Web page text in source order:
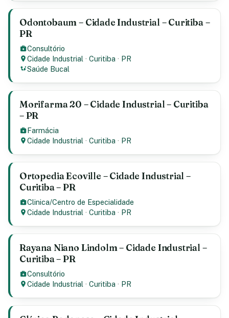
Odontobaum – Cidade Industrial – Curitiba –
PR
Consultório
Cidade Industrial ·Curitiba · PR
Saúde Bucal
Morifarma 20 – Cidade Industrial – Curitiba
– PR
Farmácia
Cidade Industrial ·Curitiba · PR
Ortopedia Ecoville – Cidade Industrial –
Curitiba – PR
Clinica/Centro de Especialidade
Cidade Industrial ·Curitiba · PR
Rayana Niano Lindolm – Cidade Industrial –
Curitiba – PR
Consultório
Cidade Industrial ·Curitiba · PR